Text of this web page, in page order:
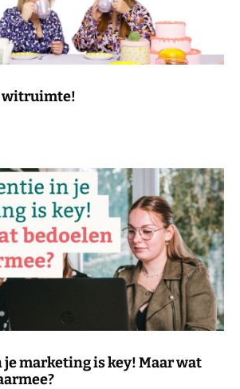
witruimte!
marketing is key! Maar wat